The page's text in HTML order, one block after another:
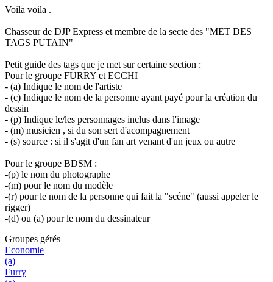
Voila voila .
Chasseur de DJP Express et membre de la secte des "MET DES
TAGS PUTAIN"
Petit guide des tags que je met sur certaine section :
Pour le groupe FURRY et ECCHI
- (a) Indique le nom de l'artiste
- (c) Indique le nom de la personne ayant payé pour la création du
dessin
- (p) Indique le/les personnages inclus dans l'image
- (m) musicien , si du son sert d'acompagnement
- (s) source : si il s'agit d'un fan art venant d'un jeux ou autre
Pour le groupe BDSM :
-(p) le nom du photographe
-(m) pour le nom du modèle
-(r) pour le nom de la personne qui fait la "scéne" (aussi appeler le
rigger)
-(d) ou (a) pour le nom du dessinateur
Groupes gérés
Economie
(a)
Furry